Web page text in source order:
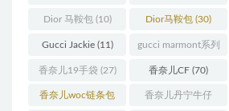
Dior 马鞍包(10) Dior马鞍包 (30)
Gucci Jackie(11) gucci marmont系列
(19)
香奈儿19手袋 (27) 香奈儿CF (70)
香奈儿woc链条包 香奈儿丹宁牛仔